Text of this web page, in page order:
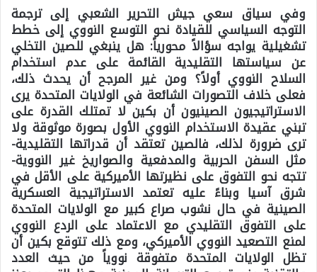
وفي سياق سعي جيش التحرير الشعبي إلى ترجمة
التوجه السياسي للقيادة نحو التوسع النووي إلى خطط
تشغيلية يواجه سؤالاً محورياً: هل ينبغي للصين التخلي
عن سياستها التقليدية القائمة على عدم استخدام
السلاح النووي أولاً؟ ومن غير المرجح أن يحدث ذلك،
فعلى خلاف التصورات الشائعة في الولايات المتحدة يرى
الاستراتيجيون الصينيون أن بكين لا تمتلك القدرة على
تبني عقيدة الاستخدام النووي الأول بصورة موثوقة ولا
ترى ضرورة لذلك، فالصين تعتقد أن قدراتها التقليدية-
مثل السفن الحربية والمدفعية والصواريخ غير النووية-
تتجه نحو التفوق على نظيرتها الأميركية على الأقل في
شرق آسيا وبناءً عليه تعتمد الاستراتيجية العسكرية
الصينية في حال نشوب صراع كبير مع الولايات المتحدة
على التفوق التقليدي مع الاعتماد على الردع النووي
لمنع التصعيد النووي الأميركي، ومع ذلك تتوقع بكين أن
تظل الولايات المتحدة متفوقة نووياً من حيث العدد